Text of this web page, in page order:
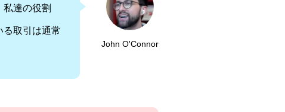
John O'Connor
達の役割
取引は通常